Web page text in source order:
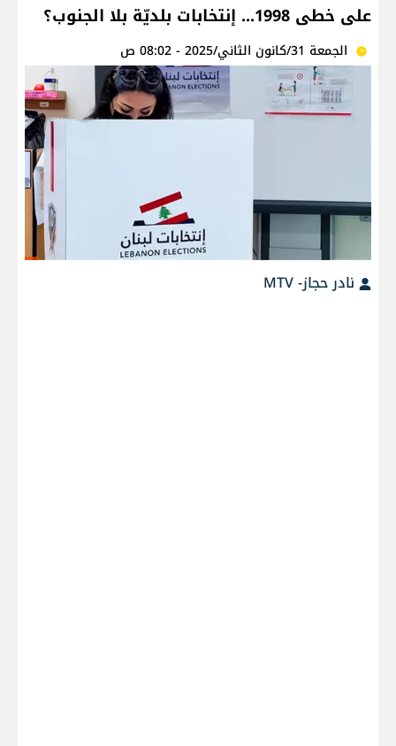
على خطى 1998... إنتخابات بلديّة بلا الجنوب؟
الجمعة 31/كانون الثاني/2025 - 08:02 ص
نادر حجاز- MTV